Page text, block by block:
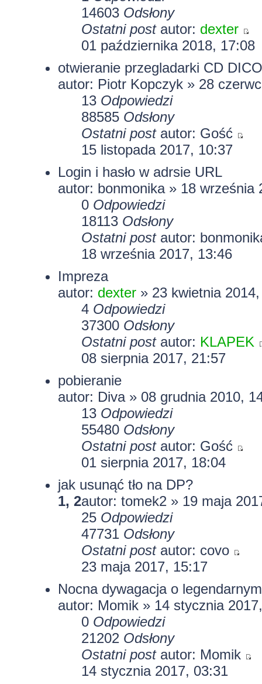
14603 Odsłony
Ostatni post autor: dexter
01 października 2018, 17:08
otwieranie przegladarki CD
autor: Piotr Kopczyk » 28
13 Odpowiedzi
88585 Odsłony
Ostatni post autor: Gość
15 listopada 2017, 10:37
Login i hasło w adrsie URL
autor: bonmonika» 18 września
0 Odpowiedzi
18113 Odsłony
Ostatni post autor:
18 września 2017, 13:46
Impreza
autor: dexter» 23 kwietnia
4 Odpowiedzi
37300 Odsłony
Ostatni post autor: KLAPEK
08 sierpnia 2017, 21:57
pobieranie
autor: Diva » 08 grudnia 2010,
13 Odpowiedzi
55480 Odsłony
Ostatni post autor: Gość
01 sierpnia 2017, 18:04
jak usunąć tło na DP?
1, 2autor: tomek2» 19 maja
25 Odpowiedzi
47731 Odsłony
Ostatni post autor: covo
23 maja 2017, 15:17
Nocna dywagacja o
autor: Momik» 14 stycznia
0 Odpowiedzi
21202 Odsłony
Ostatni post autor: Momik
14 stycznia 2017, 03:31